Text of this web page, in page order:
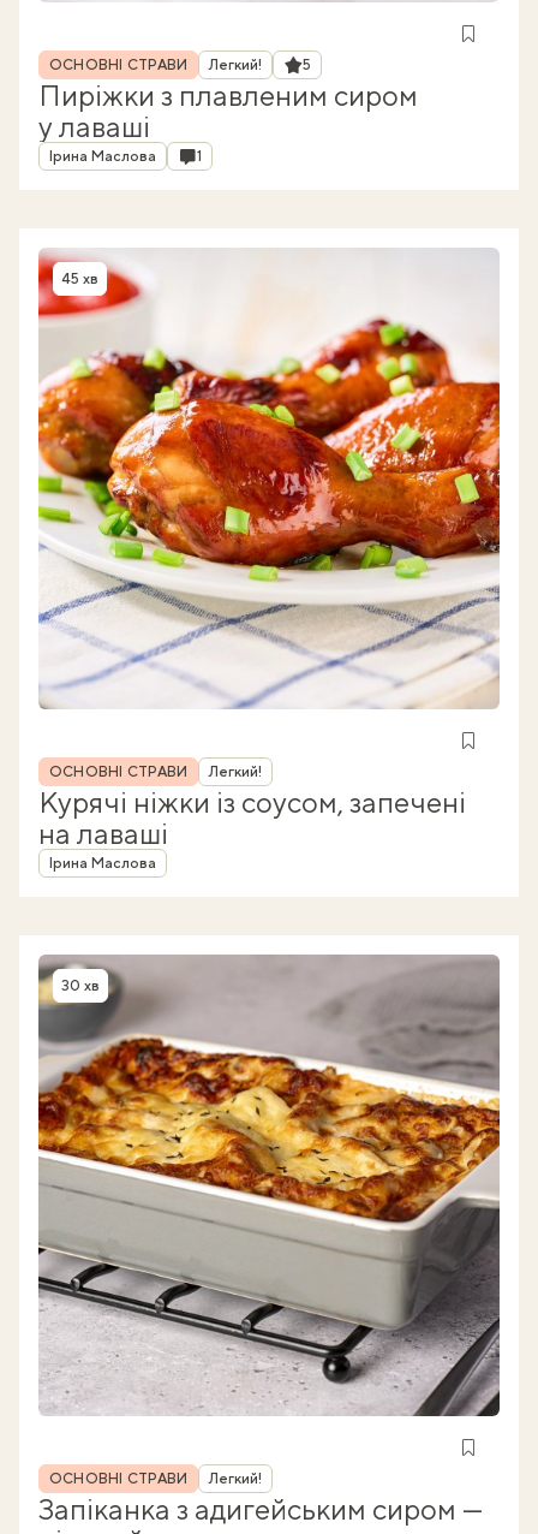
Рубрика
ОСНОВНІ СТРАВИ Легкий! Рейтинг
5
Пиріжки з плавленим сиром
у лаваші
Автор
Ірина Маслова Коментарі
1
Час приготування
45 хв
Рубрика
ОСНОВНІ СТРАВИ Легкий!
Курячі ніжки із соусом, запечені
на лаваші
Автор
Ірина Маслова
Час приготування
30 хв
Рубрика
ОСНОВНІ СТРАВИ Легкий!
Запіканка з адигейським сиром —